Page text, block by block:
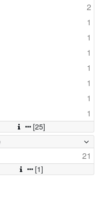
2
1
1
1
1
1
1
1
[25]
21
[1]